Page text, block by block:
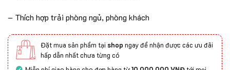
– Thích hợp trải phòng ngủ, phòng khách
Đặt mua sản phẩm tại shop ngay để nhận được các ưu đãi
hấp dẫn nhất chưa từng có